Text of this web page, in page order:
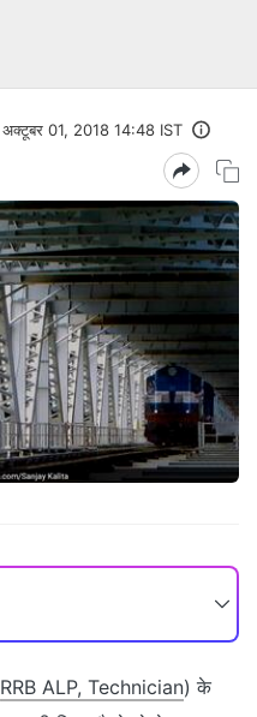
अक्टूबर 01, 2018 14:48 IST
RRB ALP, Technician) के